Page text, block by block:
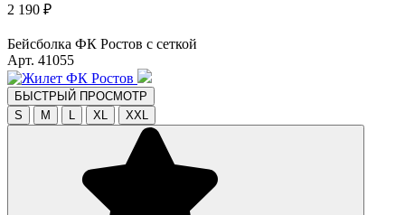
2 190 ₽
Бейсболка ФК Ростов с сеткой
Арт. 41055
БЫСТРЫЙ ПРОСМОТР
S
M L XL XXL